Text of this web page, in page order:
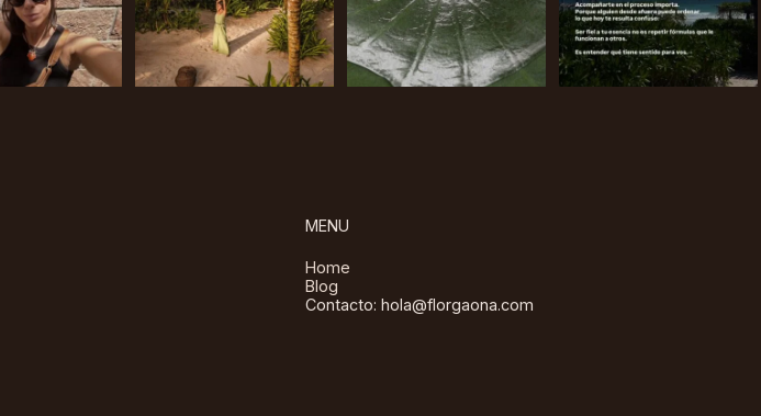
MENU
Home
Blog
Contacto: hola@florgaona.com